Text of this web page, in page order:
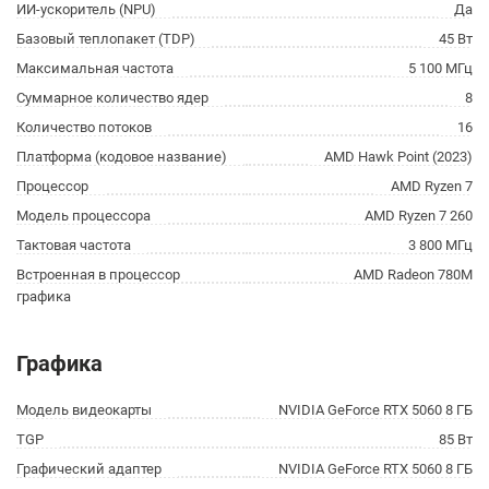
ИИ-ускоритель (NPU)
Да
Базовый теплопакет (TDP)
45 Вт
Максимальная частота
5 100 МГц
Суммарное количество ядер
8
Количество потоков
16
Платформа (кодовое название)
AMD Hawk Point (2023)
Процессор
AMD Ryzen 7
Модель процессора
AMD Ryzen 7 260
Тактовая частота
3 800 МГц
Встроенная в процессор
графика
AMD Radeon 780M
Графика
Модель видеокарты
NVIDIA GeForce RTX 5060 8 ГБ
TGP
85 Вт
Графический адаптер
NVIDIA GeForce RTX 5060 8 ГБ